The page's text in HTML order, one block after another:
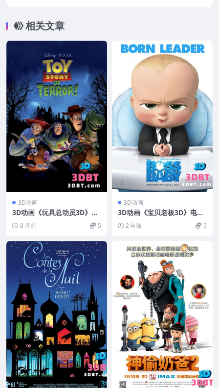
相关文章
3D动画
3D动画《玩具总动员3D》左
右分屏格式 3D电影 网盘 高
清 下载
8 月前 5
3D动画
3D动画《宝贝老板3D》电影
下载 左右格式 3D版 高清蓝
光 网盘+迅雷下载
2 年前 5